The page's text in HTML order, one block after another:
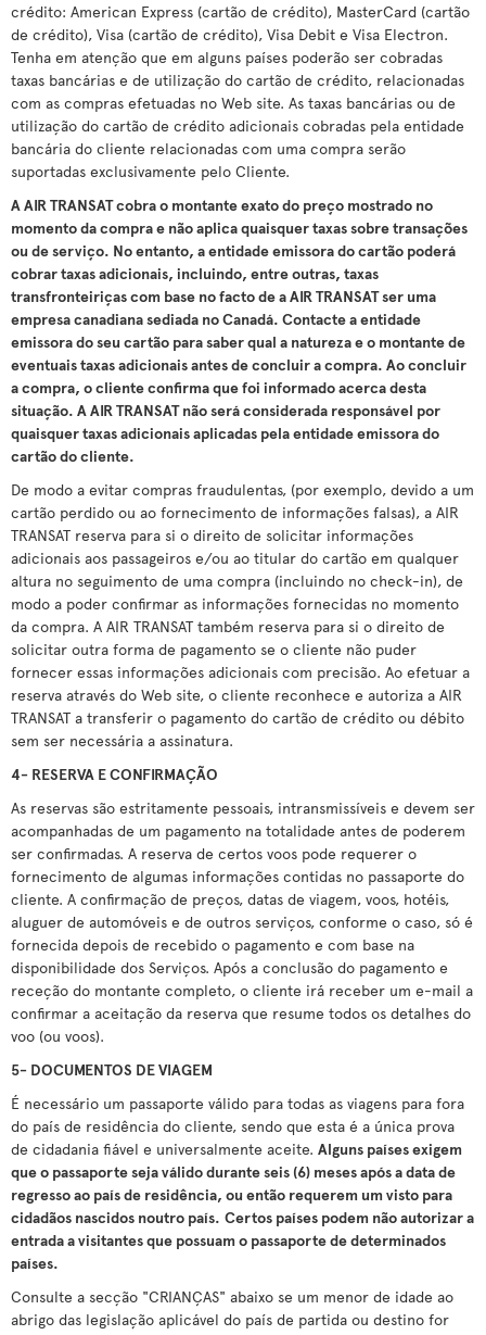
crédito: American Express (cartão de crédito), MasterCard (cartão
de crédito), Visa (cartão de crédito), Visa Debit e Visa Electron.
Tenha em atenção que em alguns países poderão ser cobradas
taxas bancárias e de utilização do cartão de crédito, relacionadas
com as compras efetuadas no Web site. As taxas bancárias ou de
utilização do cartão de crédito adicionais cobradas pela entidade
bancária do cliente relacionadas com uma compra serão
suportadas exclusivamente pelo Cliente.
A AIR TRANSAT cobra o montante exato do preço mostrado no
momento da compra e não aplica quaisquer taxas sobre transações
ou de serviço. No entanto, a entidade emissora do cartão poderá
cobrar taxas adicionais, incluindo, entre outras, taxas
transfronteiriças com base no facto de a AIR TRANSAT ser uma
empresa canadiana sediada no Canadá. Contacte a entidade
emissora do seu cartão para saber qual a natureza e o montante de
eventuais taxas adicionais antes de concluir a compra. Ao concluir
a compra, o cliente confirma que foi informado acerca desta
situação. A AIR TRANSAT não será considerada responsável por
quaisquer taxas adicionais aplicadas pela entidade emissora do
cartão do cliente.
De modo a evitar compras fraudulentas, (por exemplo, devido a um
cartão perdido ou ao fornecimento de informações falsas), a AIR
TRANSAT reserva para si o direito de solicitar informações
adicionais aos passageiros e/ou ao titular do cartão em qualquer
altura no seguimento de uma compra (incluindo no check-in), de
modo a poder confirmar as informações fornecidas no momento
da compra. A AIR TRANSAT também reserva para si o direito de
solicitar outra forma de pagamento se o cliente não puder
fornecer essas informações adicionais com precisão. Ao efetuar a
reserva através do Web site, o cliente reconhece e autoriza a AIR
TRANSAT a transferir o pagamento do cartão de crédito ou débito
sem ser necessária a assinatura.
4- RESERVA E CONFIRMAÇÃO
As reservas são estritamente pessoais, intransmissíveis e devem ser
acompanhadas de um pagamento na totalidade antes de poderem
ser confirmadas. A reserva de certos voos pode requerer o
fornecimento de algumas informações contidas no passaporte do
cliente. A confirmação de preços, datas de viagem, voos, hotéis,
aluguer de automóveis e de outros serviços, conforme o caso, só é
fornecida depois de recebido o pagamento e com base na
disponibilidade dos Serviços. Após a conclusão do pagamento e
receção do montante completo, o cliente irá receber um e-mail a
confirmar a aceitação da reserva que resume todos os detalhes do
voo (ou voos).
5- DOCUMENTOS DE VIAGEM
É necessário um passaporte válido para todas as viagens para fora
do país de residência do cliente, sendo que esta é a única prova
de cidadania fiável e universalmente aceite. Alguns países exigem
que o passaporte seja válido durante seis (6) meses após a data de
regresso ao país de residência, ou então requerem um visto para
cidadãos nascidos noutro país. Certos países podem não autorizar a
entrada a visitantes que possuam o passaporte de determinados
países.
Consulte a secção "CRIANÇAS" abaixo se um menor de idade ao
abrigo das legislação aplicável do país de partida ou destino for